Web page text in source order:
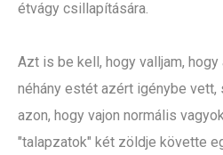
étvágy csillapítására.
Azt is be kell, hogy valljam,
néhány estét azért igénybe vett,
azon, hogy vajon normális
"talapzatok" két zöldje követte